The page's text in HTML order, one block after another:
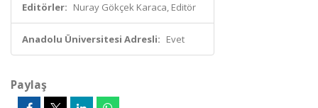
Editörler: Nuray Gökçek Karaca, Editör
Anadolu Üniversitesi Adresli: Evet
Paylaş